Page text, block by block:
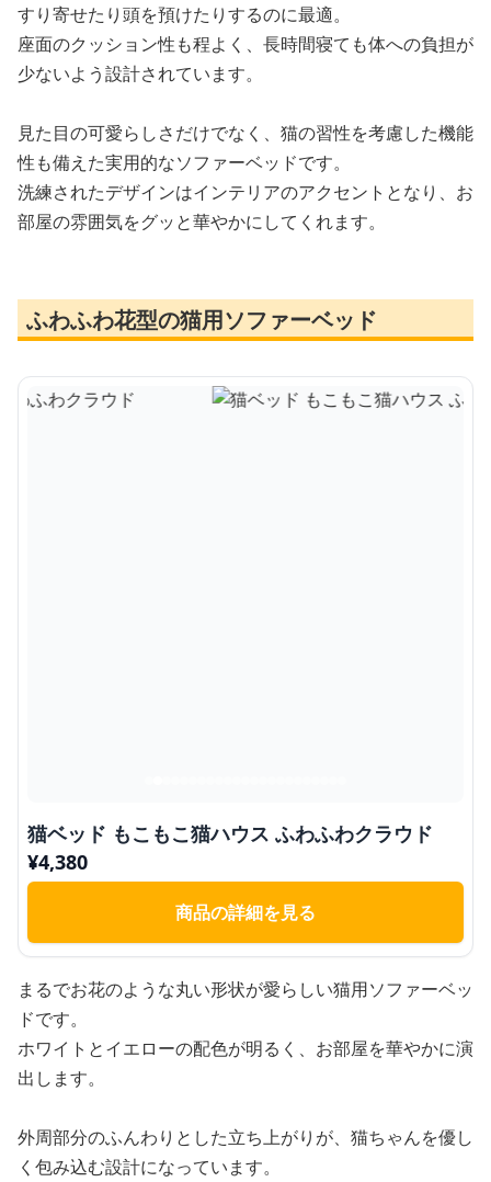
すり寄せたり頭を預けたりするのに最適。
座面のクッション性も程よく、長時間寝ても体への負担が
少ないよう設計されています。
見た目の可愛らしさだけでなく、猫の習性を考慮した機能
性も備えた実用的なソファーベッドです。
洗練されたデザインはインテリアのアクセントとなり、お
部屋の雰囲気をグッと華やかにしてくれます。
ふわふわ花型の猫用ソファーベッド
猫ベッド もこもこ猫ハウス ふわふわクラウド
¥4,380
商品の詳細を見る
まるでお花のような丸い形状が愛らしい猫用ソファーベッ
ドです。
ホワイトとイエローの配色が明るく、お部屋を華やかに演
出します。
外周部分のふんわりとした立ち上がりが、猫ちゃんを優し
く包み込む設計になっています。